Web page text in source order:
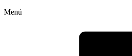
Menú